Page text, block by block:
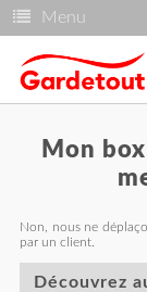
Menu
Mon
Non, nous ne
par un client.
Découvrez